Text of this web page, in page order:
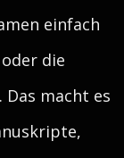
einfach
die
Das macht es